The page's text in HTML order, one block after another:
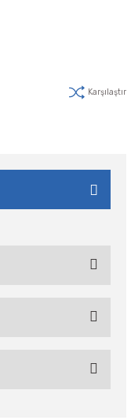
Karşılaştır